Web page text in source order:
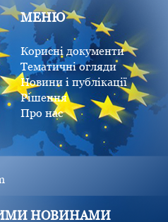
МЕНЮ
Корисні документи
Тематичні огляди
Новини і публікації
Рішення
Про нас
НОВИНАМИ